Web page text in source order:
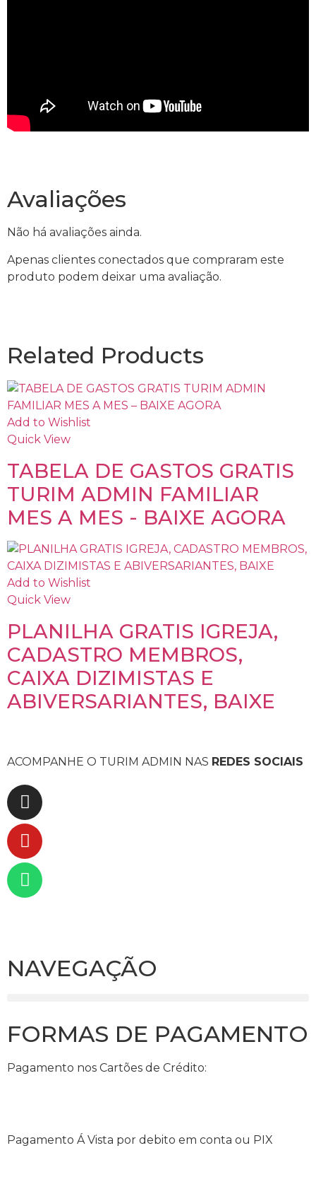
Avaliações
Não há avaliações ainda.
Apenas clientes conectados que compraram este
produto podem deixar uma avaliação.
Related Products
Add to Wishlist
Quick View
TABELA DE GASTOS GRATIS
TURIM ADMIN FAMILIAR
MES A MES - BAIXE AGORA
Add to Wishlist
Quick View
PLANILHA GRATIS IGREJA,
CADASTRO MEMBROS,
CAIXA DIZIMISTAS E
ABIVERSARIANTES, BAIXE
ACOMPANHE O TURIM ADMIN NAS REDES SOCIAIS
NAVEGAÇÃO
FORMAS DE PAGAMENTO
Pagamento nos Cartões de Crédito:
Pagamento Á Vista por debito em conta ou PIX